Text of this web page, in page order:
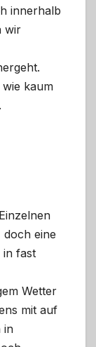
innerhalb
wir
kaum
doch eine
in fast
Wetter
mit auf
in